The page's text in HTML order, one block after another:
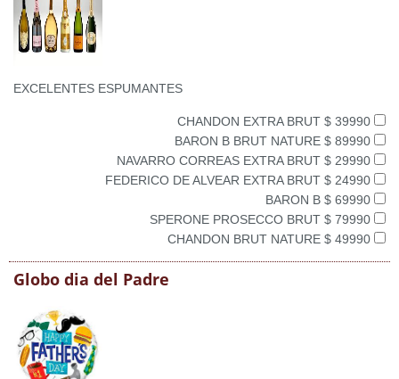
EXCELENTES ESPUMANTES
CHANDON EXTRA BRUT $ 39990
BARON B BRUT NATURE $ 89990
NAVARRO CORREAS EXTRA BRUT $ 29990
FEDERICO DE ALVEAR EXTRA BRUT $ 24990
BARON B $ 69990
SPERONE PROSECCO BRUT $ 79990
CHANDON BRUT NATURE $ 49990
Globo dia del Padre